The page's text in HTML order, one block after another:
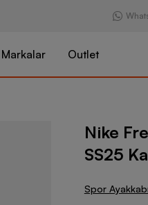
Markalar Outlet
Nike Free Metcon 6
Nike
SS25
Spor Ayakkabı